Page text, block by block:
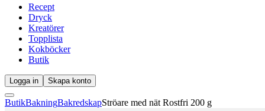
Recept
Dryck
Kreatörer
Topplista
Kokböcker
Butik
Logga in Skapa konto
ButikBakningBakredskapStröare med nät Rostfri 200 g